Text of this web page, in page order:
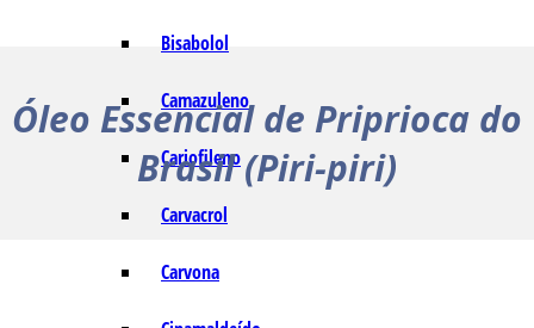
Bisabolol
Camazuleno
Cariofileno
Carvacrol
Carvona
Óleo Essencial de Priprioca do
Brasil (Piri-piri)